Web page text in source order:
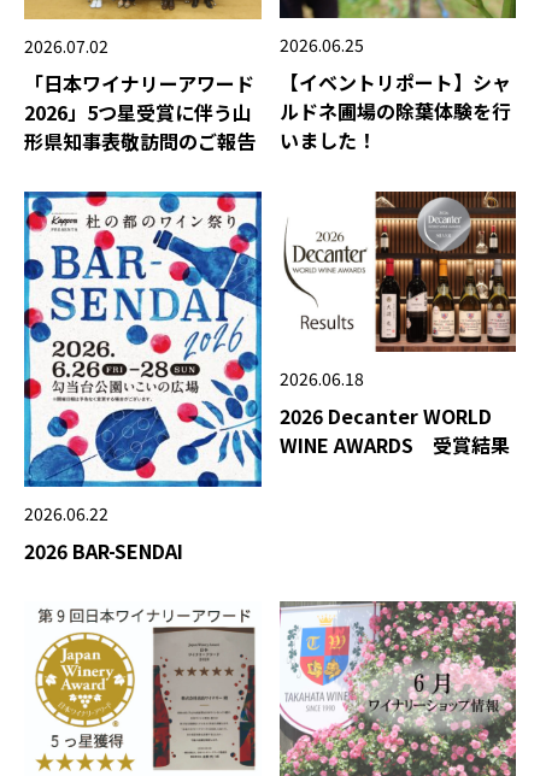
2026.07.02
「日本ワイナリーアワード
2026」5つ星受賞に伴う山
形県知事表敬訪問のご報告
2026.06.25
【イベントリポート】シャ
ルドネ圃場の除葉体験を行
いました！
2026.06.22
2026 BAR-SENDAI
2026.06.18
2026 Decanter WORLD
WINE AWARDS 受賞結果